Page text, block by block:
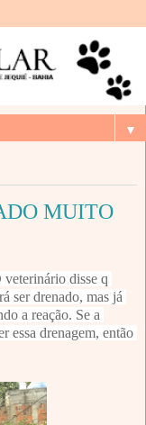
▼
MUITO
veterinário disse q
ser drenado, mas já
a reação. Se a
essa drenagem, então